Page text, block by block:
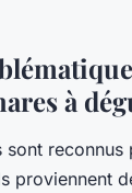
à
sont
proviennent